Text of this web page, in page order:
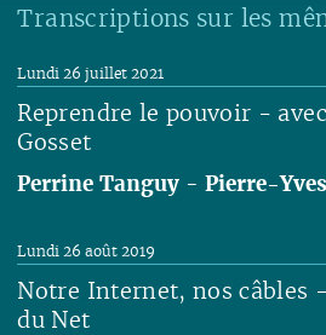
Transcriptions sur les
Reprendre le pouvoir -
Gosset
Lundi 26 juillet 2021
Perrine Tanguy -Pierre-
Lire
Notre Internet, nos câbles
du Net
Lundi 26 août 2019